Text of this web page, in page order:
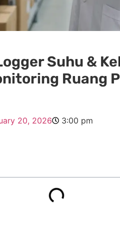
Suhu &
Ruang
20, 2026 3:00 pm